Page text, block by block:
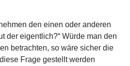
den einen oder anderen
der eigentlich?“ Würde man den
betrachten, so wäre sicher die
Frage gestellt werden